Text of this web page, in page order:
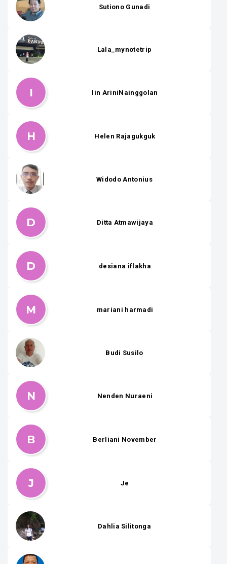
Sutiono Gunadi
Lala_mynotetrip
I Iin AriniNainggolan
H Helen Rajagukguk
Widodo Antonius
D Ditta Atmawijaya
D desiana iflakha
M mariani harmadi
Budi Susilo
N Nenden Nuraeni
B Berliani November
J Je
Dahlia Silitonga